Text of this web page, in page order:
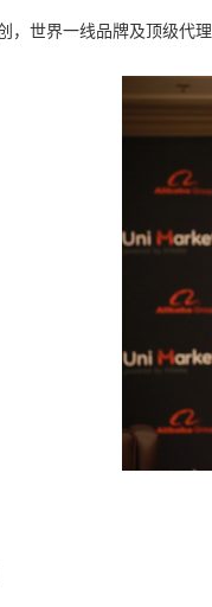
世界一线品牌及顶级代